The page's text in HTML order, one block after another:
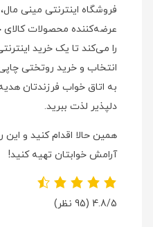
فروشگاه اینترنتی مینی
عرضه‌کننده محصولات
را می‌کند تا یک خرید
انتخاب و خرید روتختی
به اتاق خواب فرزندتان
دلپذیر لذت ببرید.
همین حالا اقدام کنید و این
آرامش خوابتان تهیه کنید!
4.8/5 (95 نظر)